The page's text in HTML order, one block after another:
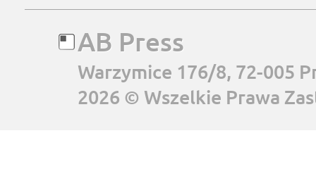
AB Press
Warzymice 176/8, 72-005
2026 © Wszelkie Prawa